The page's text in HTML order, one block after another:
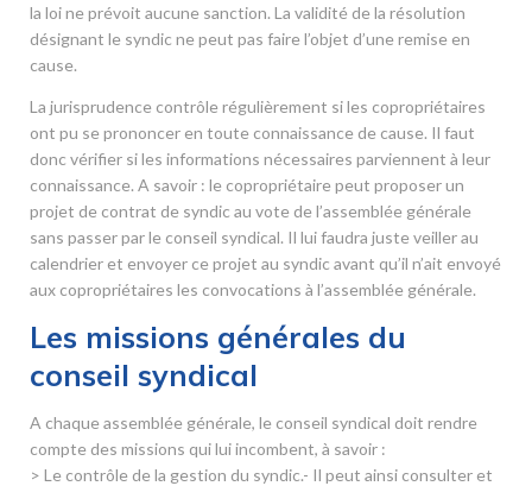
la loi ne prévoit aucune sanction. La validité de la résolution
désignant le syndic ne peut pas faire l’objet d’une remise en
cause.
La jurisprudence contrôle régulièrement si les copropriétaires
ont pu se prononcer en toute connaissance de cause. Il faut
donc vérifier si les informations nécessaires parviennent à leur
connaissance. A savoir : le copropriétaire peut proposer un
projet de contrat de syndic au vote de l’assemblée générale
sans passer par le conseil syndical. Il lui faudra juste veiller au
calendrier et envoyer ce projet au syndic avant qu’il n’ait envoyé
aux copropriétaires les convocations à l’assemblée générale.
Les missions générales du
conseil syndical
A chaque assemblée générale, le conseil syndical doit rendre
compte des missions qui lui incombent, à savoir :
> Le contrôle de la gestion du syndic.- Il peut ainsi consulter et